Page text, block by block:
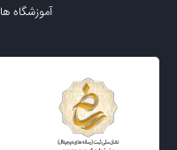
آموزشگاه ها